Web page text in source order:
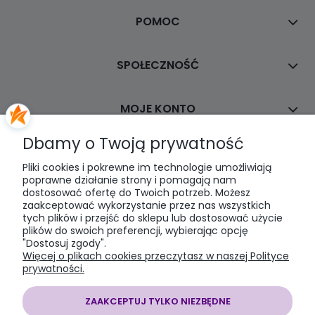
POMOC
SPOŁECZNOŚĆ
MOJE KONTO
PŁATNOŚCI I DOSTAWA
INFORMACJE
O NAS
Dbamy o Twoją prywatność
Pliki cookies i pokrewne im technologie umożliwiają
poprawne działanie strony i pomagają nam
dostosować ofertę do Twoich potrzeb. Możesz
zaakceptować wykorzystanie przez nas wszystkich
tych plików i przejść do sklepu lub dostosować użycie
plików do swoich preferencji, wybierając opcję
"Dostosuj zgody".
Więcej o plikach cookies przeczytasz w naszej Polityce
prywatności.
ZAAKCEPTUJ TYLKO NIEZBĘDNE